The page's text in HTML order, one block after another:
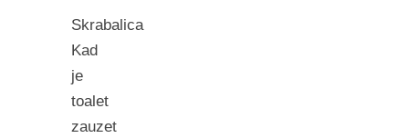
Skrabalica
Kad
je
toalet
zauzet